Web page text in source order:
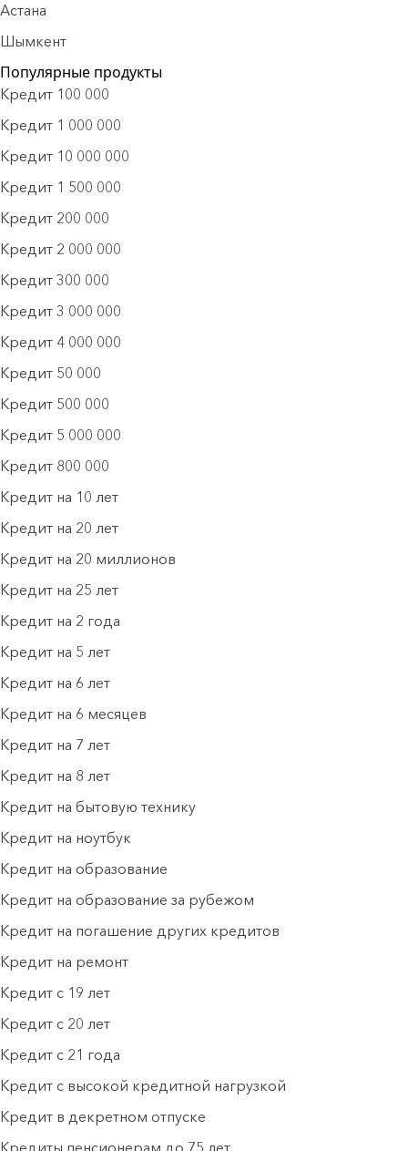
Астана
Шымкент
Популярные продукты
Кредит 100 000
Кредит 1 000 000
Кредит 10 000 000
Кредит 1 500 000
Кредит 200 000
Кредит 2 000 000
Кредит 300 000
Кредит 3 000 000
Кредит 4 000 000
Кредит 50 000
Кредит 500 000
Кредит 5 000 000
Кредит 800 000
Кредит на 10 лет
Кредит на 20 лет
Кредит на 20 миллионов
Кредит на 25 лет
Кредит на 2 года
Кредит на 5 лет
Кредит на 6 лет
Кредит на 6 месяцев
Кредит на 7 лет
Кредит на 8 лет
Кредит на бытовую технику
Кредит на ноутбук
Кредит на образование
Кредит на образование за рубежом
Кредит на погашение других кредитов
Кредит на ремонт
Кредит с 19 лет
Кредит с 20 лет
Кредит с 21 года
Кредит с высокой кредитной нагрузкой
Кредит в декретном отпуске
Кредиты пенсионерам до 75 лет